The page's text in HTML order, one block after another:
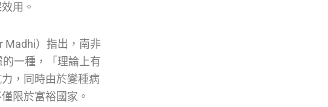
用。
Madhi）指出，南非
一種，「理論上有
，同時由於變種病
限於富裕國家。